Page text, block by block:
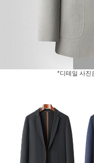
*디테일 사진